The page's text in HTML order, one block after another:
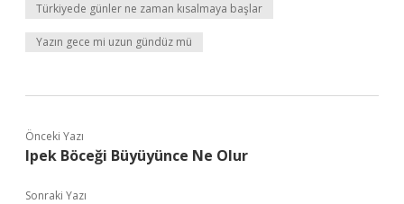
Türkiyede günler ne zaman kısalmaya başlar
Yazın gece mi uzun gündüz mü
Önceki Yazı
Ipek Böceği Büyüyünce Ne Olur
Sonraki Yazı